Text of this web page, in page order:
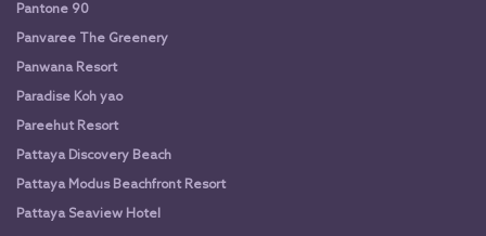
Pantone 90
Panvaree The Greenery
Panwana Resort
Paradise Koh yao
Pareehut Resort
Pattaya Discovery Beach
Pattaya Modus Beachfront Resort
Pattaya Seaview Hotel